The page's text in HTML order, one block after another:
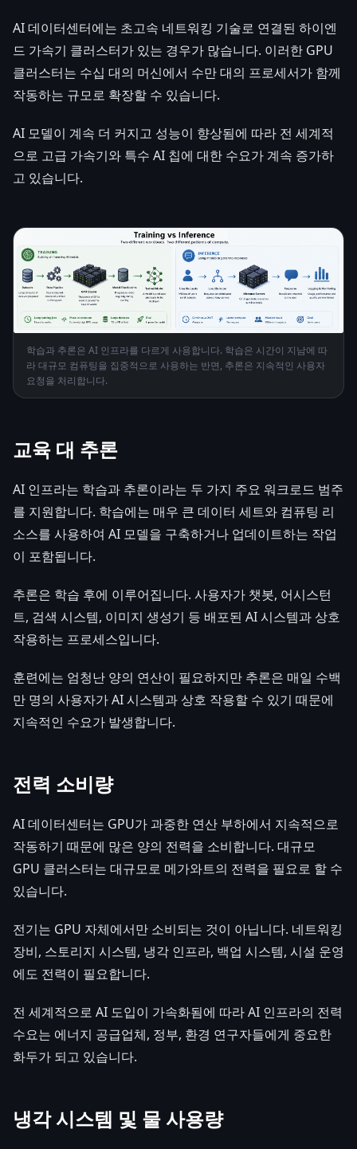
AI 데이터센터에는 초고속 네트워킹 기술로 연결된 하이엔
드 가속기 클러스터가 있는 경우가 많습니다. 이러한 GPU
클러스터는 수십 대의 머신에서 수만 대의 프로세서가 함께
작동하는 규모로 확장할 수 있습니다.
AI 모델이 계속 더 커지고 성능이 향상됨에 따라 전 세계적
으로 고급 가속기와 특수 AI 칩에 대한 수요가 계속 증가하
고 있습니다.
학습과 추론은 AI 인프라를 다르게 사용합니다. 학습은 시간이 지남에 따
라 대규모 컴퓨팅을 집중적으로 사용하는 반면, 추론은 지속적인 사용자
요청을 처리합니다.
교육 대 추론
AI 인프라는 학습과 추론이라는 두 가지 주요 워크로드 범주
를 지원합니다. 학습에는 매우 큰 데이터 세트와 컴퓨팅 리
소스를 사용하여 AI 모델을 구축하거나 업데이트하는 작업
이 포함됩니다.
추론은 학습 후에 이루어집니다. 사용자가 챗봇, 어시스턴
트, 검색 시스템, 이미지 생성기 등 배포된 AI 시스템과 상호
작용하는 프로세스입니다.
훈련에는 엄청난 양의 연산이 필요하지만 추론은 매일 수백
만 명의 사용자가 AI 시스템과 상호 작용할 수 있기 때문에
지속적인 수요가 발생합니다.
전력 소비량
AI 데이터센터는 GPU가 과중한 연산 부하에서 지속적으로
작동하기 때문에 많은 양의 전력을 소비합니다. 대규모
GPU 클러스터는 대규모로 메가와트의 전력을 필요로 할 수
있습니다.
전기는 GPU 자체에서만 소비되는 것이 아닙니다. 네트워킹
장비, 스토리지 시스템, 냉각 인프라, 백업 시스템, 시설 운영
에도 전력이 필요합니다.
전 세계적으로 AI 도입이 가속화됨에 따라 AI 인프라의 전력
수요는 에너지 공급업체, 정부, 환경 연구자들에게 중요한
화두가 되고 있습니다.
냉각 시스템 및 물 사용량